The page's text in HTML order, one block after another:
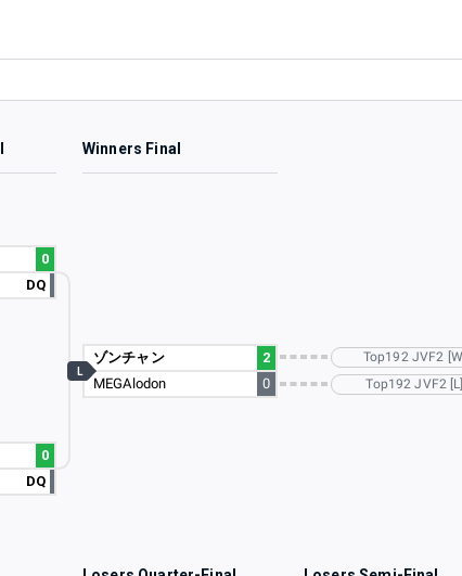
Winners Final
0
DQ
0
DQ
ゾンチャン
2
MEGAlodon
0
L
Top192 JVF2
Top192 JVF2